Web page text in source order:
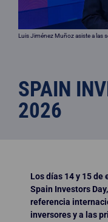
Luis Jiménez Muñoz asiste a las
SPAIN
2026
Los días 14 y 15 de
Spain Investors
referencia
inversoresy a las